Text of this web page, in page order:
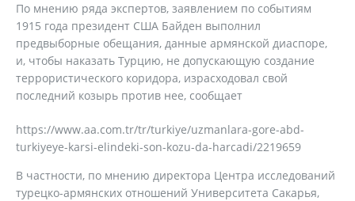
По мнению ряда экспертов, заявлением по событиям
1915 года президент США Байден выполнил
предвыборные обещания, данные армянской диаспоре,
и, чтобы наказать Турцию, не допускающую создание
террористического коридора, израсходовал свой
последний козырь против нее, сообщает
https://www.aa.com.tr/tr/turkiye/uzmanlara-gore-abd-
turkiyeye-karsi-elindeki-son-kozu-da-harcadi/2219659
В частности, по мнению директора Центра исследований
турецко-армянских отношений Университета Сакарья,